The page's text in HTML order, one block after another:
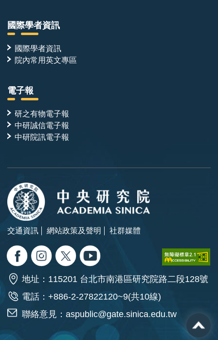
國際學者資訊
國際學者資訊
院內常用英文專區
電子報
研之有物電子報
中研誠信電子報
中研院訊電子報
交通資訊 網站政策及聲明 社群媒體
地址：115201 台北市南港區研究院路二段128號
電話：+886-2-27822120~9(共10線)
聯絡意見： aspublic@gate.sinica.edu.tw